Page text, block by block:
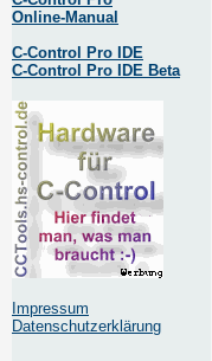
Online-Manual
C-Control Pro IDE
C-Control Pro IDE Beta
Impressum
Datenschutzerklärung